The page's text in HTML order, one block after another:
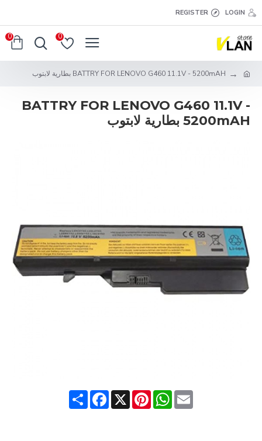
LOGIN
REGISTER
0
0
BATTRY FOR LENOVO G460 11.1V - 5200mAH بطارية لابتوب
BATTRY FOR LENOVO G460 11.1V -
5200mAH بطارية لابتوب
Share
Facebook X
Pinterest
WhatsAppEmail